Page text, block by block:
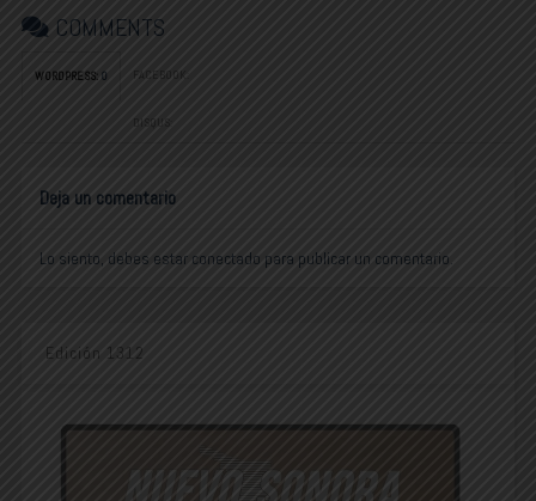
COMMENTS
WORDPRESS: 0 FACEBOOK:
DISQUS:
Deja un comentario
Lo siento, debes estar conectado para publicar un comentario.
Edición 1312